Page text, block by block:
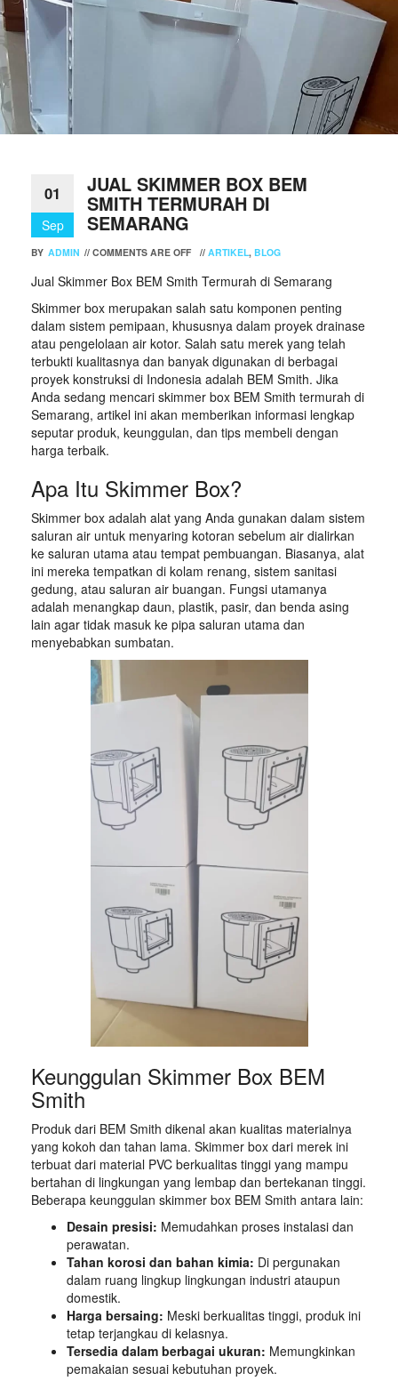
01
Sep
JUAL SKIMMER BOX BEM
SMITH TERMURAH DI
SEMARANG
BY ADMIN // COMMENTS ARE OFF // ARTIKEL, BLOG
Jual Skimmer Box BEM Smith Termurah di Semarang
Skimmer box merupakan salah satu komponen penting
dalam sistem pemipaan, khususnya dalam proyek drainase
atau pengelolaan air kotor. Salah satu merek yang telah
terbukti kualitasnya dan banyak digunakan di berbagai
proyek konstruksi di Indonesia adalah BEM Smith. Jika
Anda sedang mencari skimmer box BEM Smith termurah di
Semarang, artikel ini akan memberikan informasi lengkap
seputar produk, keunggulan, dan tips membeli dengan
harga terbaik.
Apa Itu Skimmer Box?
Skimmer box adalah alat yang Anda gunakan dalam sistem
saluran air untuk menyaring kotoran sebelum air dialirkan
ke saluran utama atau tempat pembuangan. Biasanya, alat
ini mereka tempatkan di kolam renang, sistem sanitasi
gedung, atau saluran air buangan. Fungsi utamanya
adalah menangkap daun, plastik, pasir, dan benda asing
lain agar tidak masuk ke pipa saluran utama dan
menyebabkan sumbatan.
Keunggulan Skimmer Box BEM
Smith
Produk dari BEM Smith dikenal akan kualitas materialnya
yang kokoh dan tahan lama. Skimmer box dari merek ini
terbuat dari material PVC berkualitas tinggi yang mampu
bertahan di lingkungan yang lembap dan bertekanan tinggi.
Beberapa keunggulan skimmer box BEM Smith antara lain:
Desain presisi: Memudahkan proses instalasi dan
perawatan.
Tahan korosi dan bahan kimia: Di pergunakan
dalam ruang lingkup lingkungan industri ataupun
domestik.
Harga bersaing: Meski berkualitas tinggi, produk ini
tetap terjangkau di kelasnya.
Tersedia dalam berbagai ukuran: Memungkinkan
pemakaian sesuai kebutuhan proyek.